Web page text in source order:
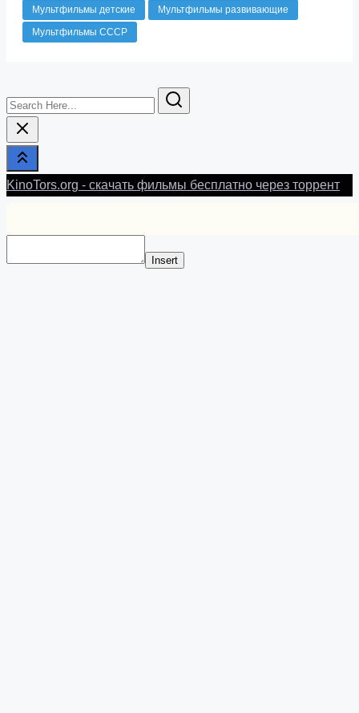
Мультфильмы детские
Мультфильмы развивающие
Мультфильмы СССР
Search
Here...
KinoTors.org - скачать фильмы бесплатно через торрент
Insert